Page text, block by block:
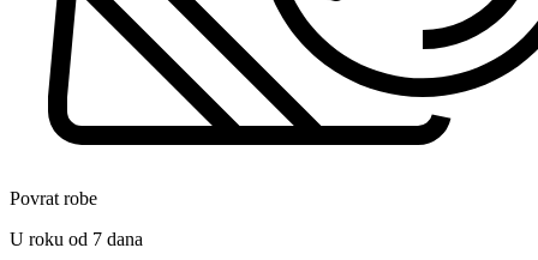
Povrat robe
U roku od 7 dana